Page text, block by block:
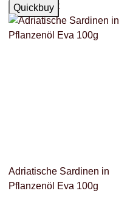
Quickbuy
Ausverkauft
Adriatische Sardinen in
Pflanzenöl Eva 100g